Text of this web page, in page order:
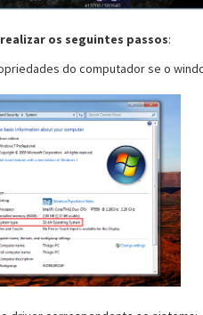
os seguintes passos:
do computador se o